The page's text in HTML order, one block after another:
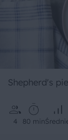
Shepherd's
4 80 min